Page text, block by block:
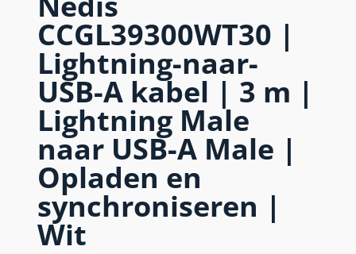
CCGL39300WT30 |
Lightning-naar-
USB-A kabel | 3 m |
Lightning Male
naar USB-A Male |
Opladen en
synchroniseren |
Wit